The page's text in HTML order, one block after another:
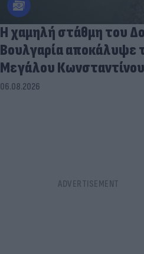
Η χαμηλή στάθμη του
Βουλγαρία αποκάλυψε
Μεγάλου Κωνσταντίνου
06.08.2026